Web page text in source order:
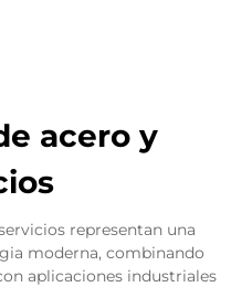
acero y
representan una
moderna, combinando
aplicaciones industriales